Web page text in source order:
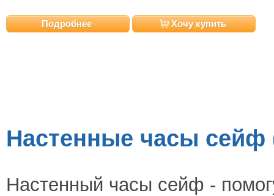
Подробнее Хочу купить
Настенные часы сейф
Настенный часы сейф -